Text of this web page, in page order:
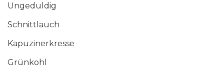
Ungeduldig
Schnittlauch
Kapuzinerkresse
Grünkohl